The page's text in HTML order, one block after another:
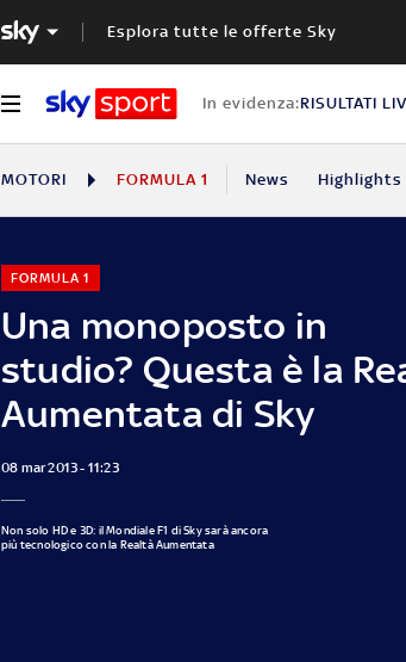
Esplora tutte le offerte Sky
In evidenza:RISULTATI
MOTORI FORMULA 1 News Highlights
Una monoposto in
studio? Questa è la
Aumentata di Sky
FORMULA 1
08 mar 2013 - 11:23
Non solo HD e 3D: il Mondiale F1 di Sky sarà ancora
più tecnologico con la Realtà Aumentata